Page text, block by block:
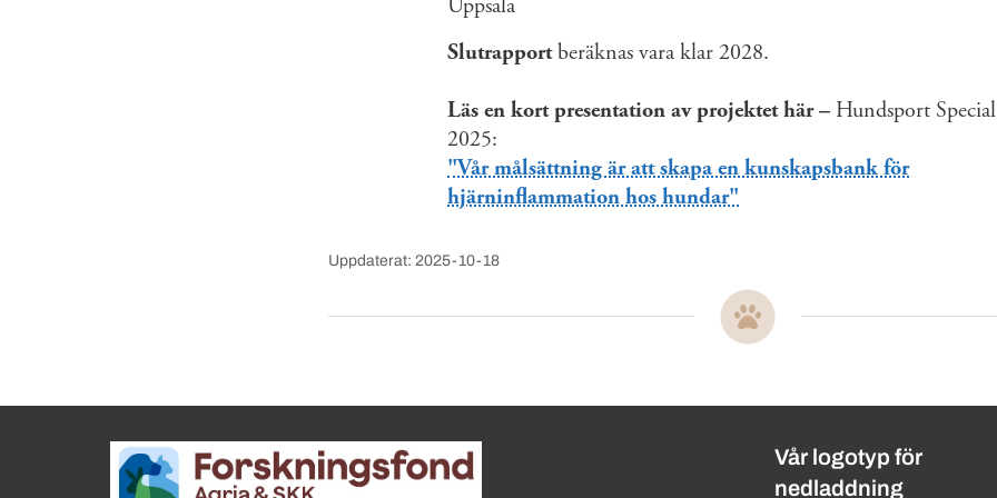
Uppsala
Slutrapportberäknas vara klar 2028.
Läs en kort presentation av projektet här – Hundsport
2025:
"Vår målsättning är att skapa en kunskapsbank för
hjärninflammation hos hundar"
Uppdaterat: 2025-10-18
Sidinformation och användbara länkar
Köpa hund startsida
Vår logotyp för
nedladdning